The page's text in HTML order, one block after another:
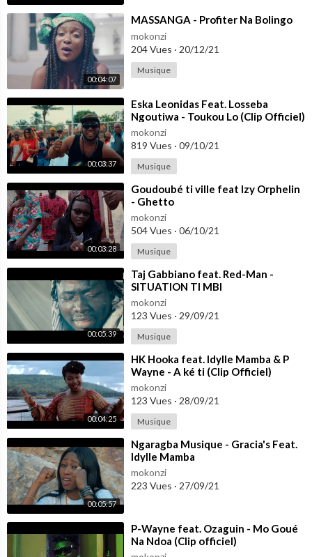
00:04:07
⁣MASSANGA - Profiter Na Bolingo
mokonzi
204 Vues · 20/12/21
Musique
00:03:37
⁣Eska Leonidas Feat. Losseba
Ngoutiwa - Toukou Lo (Clip Officiel)
mokonzi
819 Vues · 09/10/21
Musique
00:03:28
⁣Goudoubé ti ville feat Izy Orphelin
- Ghetto
mokonzi
504 Vues · 06/10/21
Musique
00:05:39
⁣Taj Gabbiano feat. Red-Man -
SITUATION TI MBI
mokonzi
123 Vues · 29/09/21
Musique
00:04:25
⁣HK Hooka feat. Idylle Mamba & P
Wayne - A ké ti (Clip Officiel)
mokonzi
123 Vues · 28/09/21
Musique
00:05:57
⁣Ngaragba Musique - Gracia's Feat.
Idylle Mamba
mokonzi
223 Vues · 27/09/21
⁣P-Wayne feat. Ozaguin - Mo Goué
Na Ndoa (Clip officiel)